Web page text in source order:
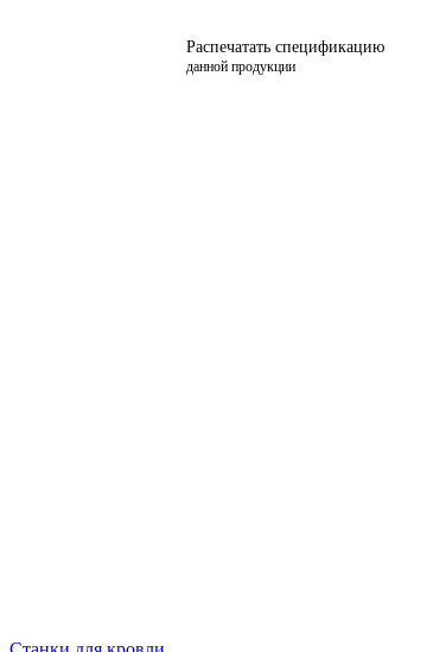
Распечатать спецификацию
данной продукции